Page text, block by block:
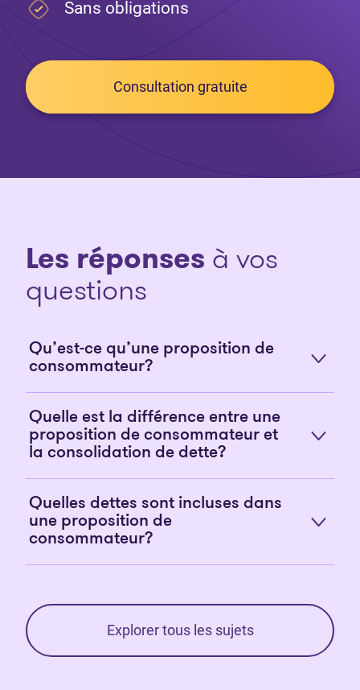
Sans obligations
Consultation gratuite
Les réponses à vos
questions
Qu’est-ce qu’une proposition de
consommateur?
Quelle est la différence entre une
proposition de consommateur et
la consolidation de dette?
Quelles dettes sont incluses dans
une proposition de
consommateur?
Explorer tous les sujets